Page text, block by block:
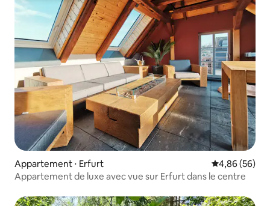
Appartement ⋅ Erfurt Évaluation
4,86 (56)
Appartement de luxe avec vue sur Erfurt dans le centre